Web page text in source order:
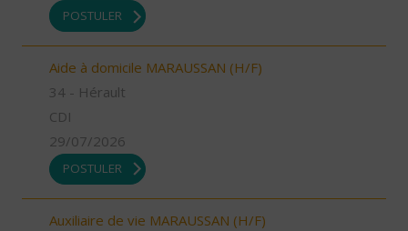
POSTULER
Aide à domicile MARAUSSAN (H/F)
34 - Hérault
CDI
29/07/2026
POSTULER
Auxiliaire de vie MARAUSSAN (H/F)